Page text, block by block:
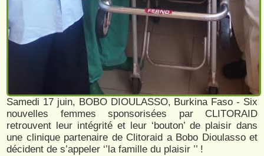
Samedi 17 juin, BOBO DIOULASSO, Burkina Faso - Six
nouvelles femmes sponsorisées par CLITORAID
retrouvent leur intégrité et leur ‘bouton’ de plaisir dans
une clinique partenaire de Clitoraid a Bobo Dioulasso et
décident de s’appeler ‘’la famille du plaisir ’’ !